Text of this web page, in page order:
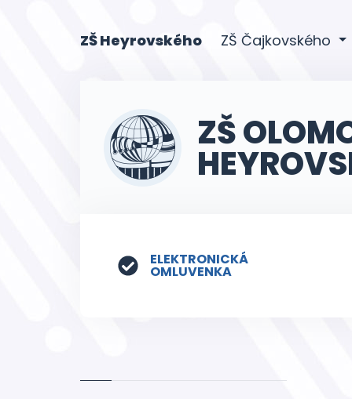
ZŠ Heyrovského(current)
ZŠ Čajkovského
ZŠ
ELEKTRONICKÁ
OMLUVENKA